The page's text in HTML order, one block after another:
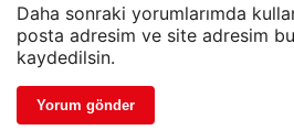
Daha sonraki yorumlarımda
posta adresim ve site adresim bu
kaydedilsin.